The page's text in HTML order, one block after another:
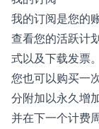
我的订阅是您的
查看您的活跃计
式以及下载发票。
您也可以购买一
分附加以永久增
并在下一个计费